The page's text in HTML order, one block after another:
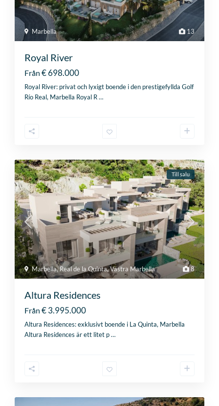
13
Marbella
Royal River
Från € 698.000
Royal River: privat och lyxigt boende i den prestigefyllda Golf
Río Real, Marbella Royal R…
8
Marbella,Real de la Quinta,Västra Marbella
Till salu
Altura Residences
Från € 3.995.000
Altura Residences: exklusivt boende i La Quinta, Marbella
Altura Residences är ett litet p…